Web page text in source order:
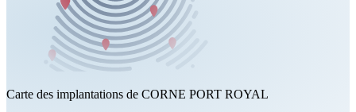
Carte des implantations de CORNE PORT ROYAL